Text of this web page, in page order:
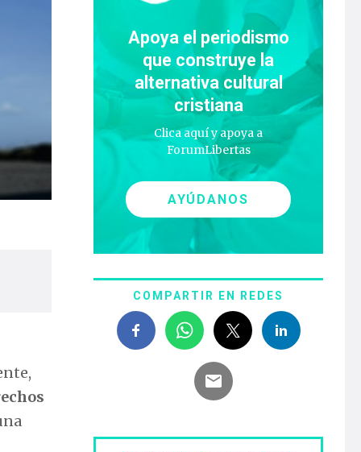
Apoya el periodismo
que construye la
alternativa cultural
cristiana
Clica aquí y apoya a
ForumLibertas
AYÚDANOS
COMPARTIR EN REDES